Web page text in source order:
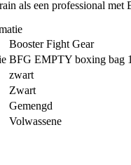
als een professional met
Booster Fight Gear
BFG EMPTY boxing bag
zwart
Zwart
Gemengd
Volwassene